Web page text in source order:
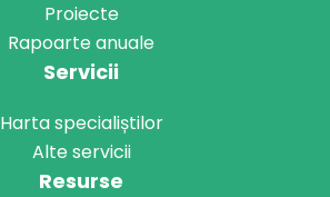
Proiecte
Rapoarte anuale
Servicii
Harta specialiștilor
Alte servicii
Resurse